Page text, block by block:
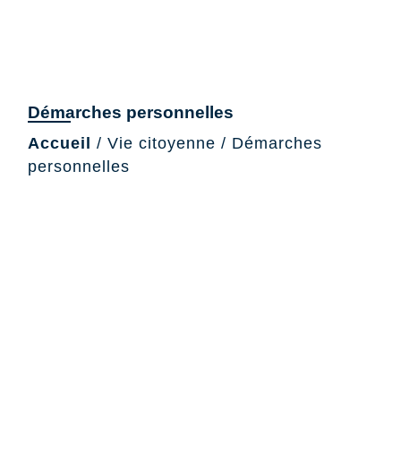
Démarches personnelles
Accueil / Vie citoyenne / Démarches
personnelles